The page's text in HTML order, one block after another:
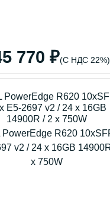
770 ₽(С НДС 22%)
PowerEdge R620
E5-2697 v2 / 24 x 16GB
14900R / 2 x 750W